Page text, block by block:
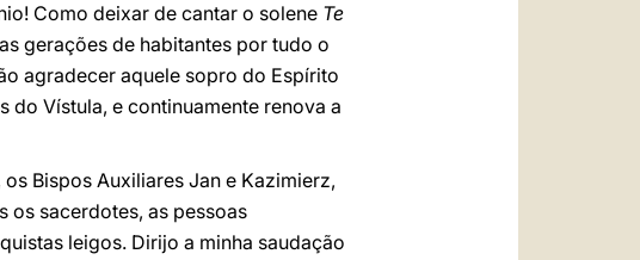
Como deixar de cantar o solene Te
gerações de habitantes por tudo o
agradecer aquele sopro do Espírito
do Vístula, e continuamente renova a
Bispos Auxiliares Jan e Kazimierz,
os sacerdotes, as pessoas
leigos. Dirijo a minha saudação